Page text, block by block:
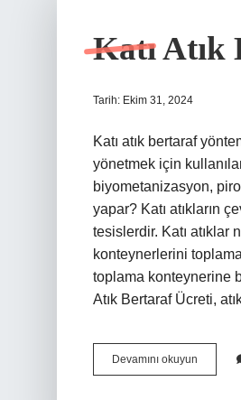
Katı Atık
Tarih: Ekim 31, 2024
Katı atık bertaraf
yönetmek için
biyometanizasyon,
yapar? Katı atıkların
tesislerdir. Katı atıklar
konteynerlerini
toplama konteynerine
Atık Bertaraf Ücreti,
Devamını okuyun
Atık